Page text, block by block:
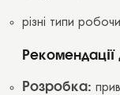
різні типи
Рекомендації
Розробка: